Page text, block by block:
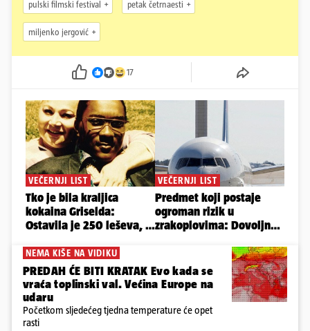
pulski filmski festival petak četrnaesti
miljenko jergović
17
NEMA KIŠE NA VIDIKU
PREDAH ĆE BITI KRATAK Evo kada se
vraća toplinski val. Većina Europe na
udaru
Početkom sljedećeg tjedna temperature će opet
rasti